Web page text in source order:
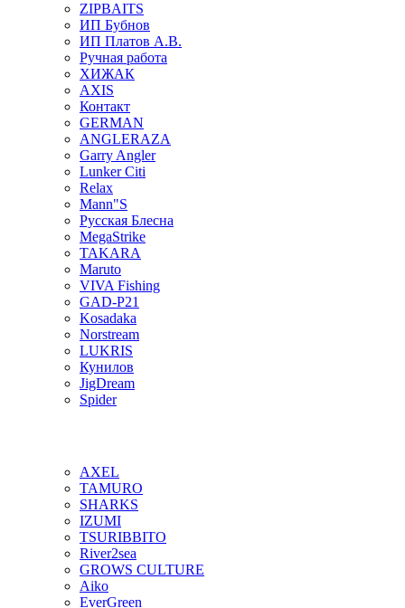
ZIPBAITS
ИП Бубнов
ИП Платов А.В.
Ручная работа
ХИЖАК
AXIS
Контакт
GERMAN
ANGLERAZA
Garry Angler
Lunker Citi
Relax
Mann"S
Русская Блесна
MegaStrike
TAKARA
Maruto
VIVA Fishing
GAD-P21
Kosadaka
Norstream
LUKRIS
Кунилов
JigDream
Spider
AXEL
TAMURO
SHARKS
IZUMI
TSURIBBITO
River2sea
GROWS CULTURE
Aiko
EverGreen